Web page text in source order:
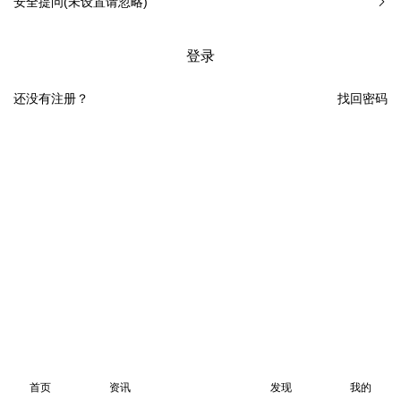
登录
找回密码
还没有注册？
首页 资讯 发现 我的